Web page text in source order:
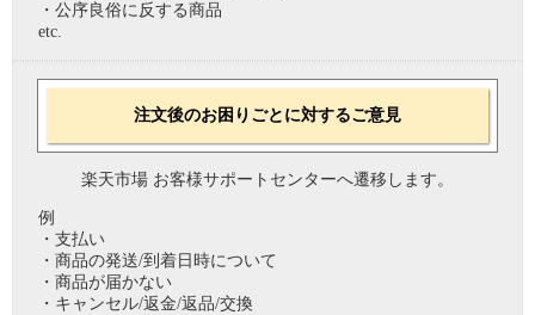
・公序良俗に反する商品
etc.
注文後のお困りごとに対するご意見
楽天市場 お客様サポートセンターへ遷移します。
例
・支払い
・商品の発送/到着日時について
・商品が届かない
・キャンセル/返金/返品/交換